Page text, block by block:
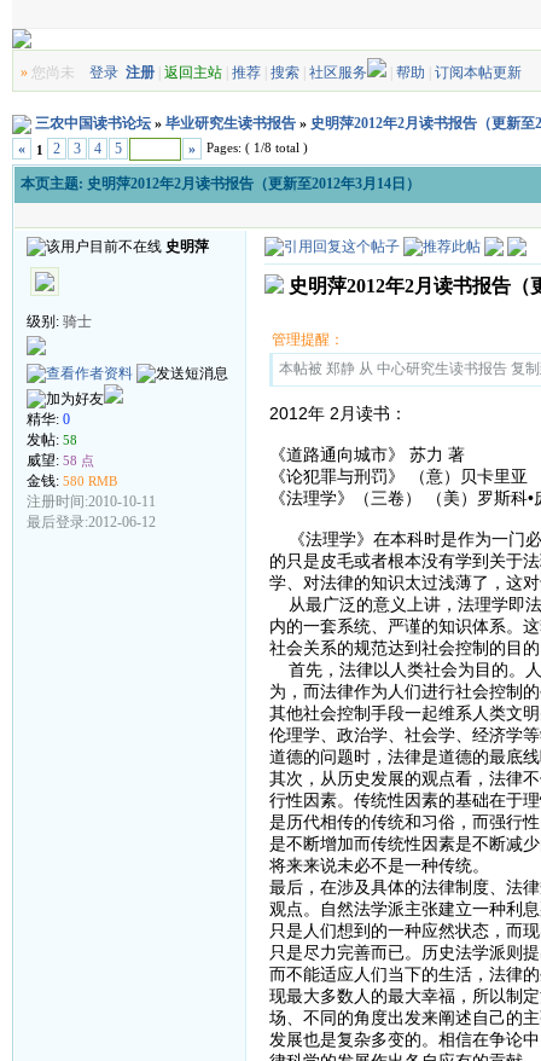
»您尚未 登录 注册| 返回主站| 推荐| 搜索| 社区服务 | 帮助 订阅本帖更新
三农中国读书论坛» 毕业研究生读书报告» 史明萍2012年2月读书报告（更新至
«
1 2 3 4 5 » Pages: ( 1/8 total )
本页主题: 史明萍2012年2月读书报告（更新至2012年3月14日）
史明萍
级别: 骑士
精华: 0
发帖: 58
威望: 58 点
金钱: 580 RMB
注册时间:2010-10-11
最后登录:2012-06-12
史明萍2012年2月读书报告（
管理提醒：
本帖被 郑静 从 中心研究生读书报告 复
2012年 2月读书：
《道路通向城市》 苏力 著
《论犯罪与刑罚》 （意）贝卡里亚
《法理学》（三卷） （美）罗斯科•
《法理学》在本科时是作为一门
的只是皮毛或者根本没有学到关于
学、对法律的知识太过浅薄了，这
从最广泛的意义上讲，法理学即
内的一套系统、严谨的知识体系。
社会关系的规范达到社会控制的目
首先，法律以人类社会为目的。
为，而法律作为人们进行社会控制
其他社会控制手段一起维系人类文
伦理学、政治学、社会学、经济学
道德的问题时，法律是道德的最底
其次，从历史发展的观点看，法律
行性因素。传统性因素的基础在于
是历代相传的传统和习俗，而强行
是不断增加而传统性因素是不断减
将来来说未必不是一种传统。
最后，在涉及具体的法律制度、法
观点。自然法学派主张建立一种利
只是人们想到的一种应然状态，而
只是尽力完善而已。历史法学派则
而不能适应人们当下的生活，法律
现最大多数人的最大幸福，所以制
场、不同的角度出发来阐述自己的
发展也是复杂多变的。相信在争论